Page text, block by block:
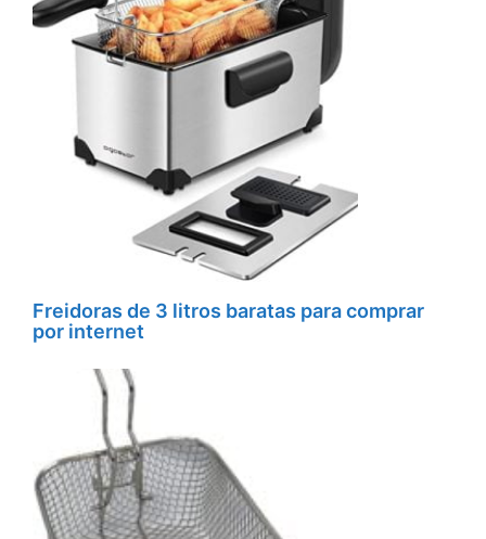
Freidoras de 3 litros baratas para comprar
por internet